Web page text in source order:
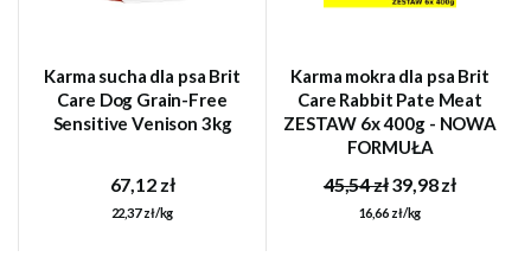
Karma sucha dla psa Brit
Care Dog Grain-Free
Sensitive Venison 3kg
67,12 zł
22,37 zł/kg
Karma mokra dla psa Brit
Care Rabbit Pate Meat
ZESTAW 6x 400g - NOWA
FORMUŁA
45,54 zł39,98 zł
16,66 zł/kg